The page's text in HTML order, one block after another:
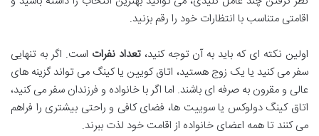
اقامتی متناسب با انتظارات خود را رقم بزنید.
اولین نکته ای که باید به آن توجه کنید،تعداد نفرات است. اگر به تنهایی
سفر می کنید یا یک زوج هستید، اتاق کویین یا کینگ می تواند گزینه های
عالی و مقرون به صرفه ای باشند. اما اگر با خانواده و فرزندان سفر می کنید،
اتاق کینگ دولوکس یا سوییت ها، فضای کافی و راحتی بیشتری را فراهم
می کنند تا همه اعضای خانواده از اقامت خود لذت ببرند.